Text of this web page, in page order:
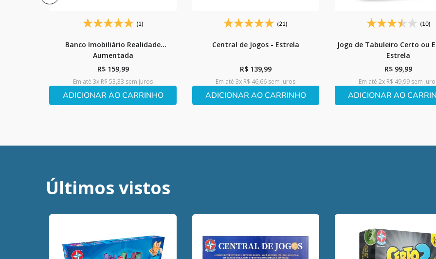
(1)
Banco Imobiliário Realidade
Aumentada
R$ 159,99
Em até3x R$ 53,33 sem juros
ADICIONAR AO CARRINHO
(21)
Central de Jogos - Estrela
R$ 139,99
Em até3x R$ 46,66 sem juros
ADICIONAR AO CARRINHO
(10)
Jogo de Tabuleiro Certo ou
Estrela
R$ 99,99
Em até 2x R$ 49,99sem
ADICIONAR AO
Últimos vistos